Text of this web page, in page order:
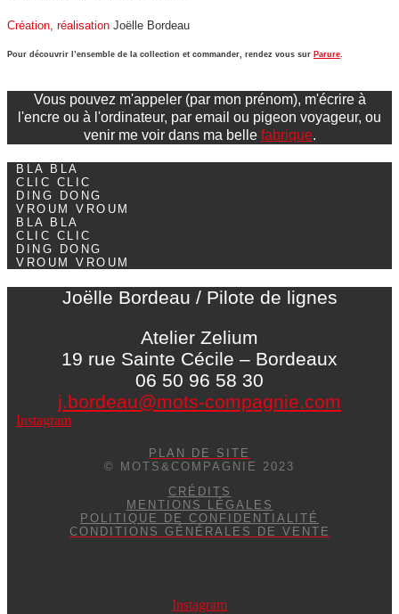
Création, réalisation Joëlle Bordeau
Pour découvrir l’ensemble de la collection et commander, rendez vous sur Parure
Vous pouvez m'appeler (par mon prénom), m'écrire à
l'encre ou à l'ordinateur, par email ou pigeon voyageur, ou
venir me voir dans ma belle fabrique.
BLA BLA
CLIC CLIC
DING DONG
VROUM VROUM
BLA BLA
CLIC CLIC
DING DONG
VROUM VROUM
Joëlle Bordeau / Pilote de lignes
Atelier Zelium
19 rue Sainte Cécile – Bordeaux
06 50 96 58 30
j.bordeau@mots-compagnie.com
Instagram
PLAN DE SITE
© MOTS&COMPAGNIE 2023
CRÉDITS
MENTIONS LÉGALES
POLITIQUE DE CONFIDENTIALITÉ
CONDITIONS GÉNÉRALES DE VENTE
Instagram